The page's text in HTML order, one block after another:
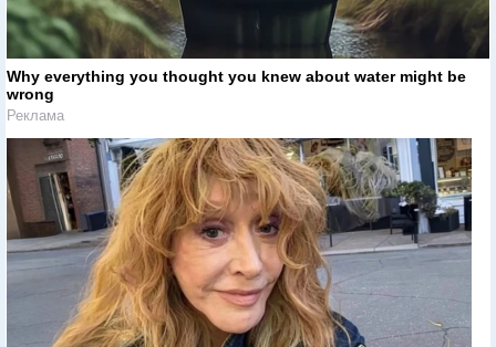
Why everything you thought you knew about water might be
wrong
Реклама